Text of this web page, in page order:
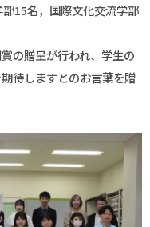
15名，国際文化交流学部
の贈呈が行われ、学生の
待しますとのお言葉を贈